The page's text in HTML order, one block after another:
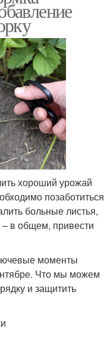
хороший урожай
позаботиться
больные листья,
– в общем, привести
моменты
Что мы можем
и защитить